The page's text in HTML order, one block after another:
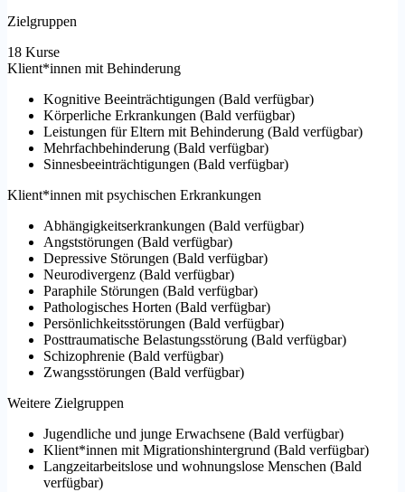
Zielgruppen
18 Kurse
Klient*innen mit Behinderung
Kognitive Beeinträchtigungen (Bald verfügbar)
Körperliche Erkrankungen (Bald verfügbar)
Leistungen für Eltern mit Behinderung (Bald verfügbar)
Mehrfachbehinderung (Bald verfügbar)
Sinnesbeeinträchtigungen (Bald verfügbar)
Klient*innen mit psychischen Erkrankungen
Abhängigkeitserkrankungen (Bald verfügbar)
Angststörungen (Bald verfügbar)
Depressive Störungen (Bald verfügbar)
Neurodivergenz (Bald verfügbar)
Paraphile Störungen (Bald verfügbar)
Pathologisches Horten (Bald verfügbar)
Persönlichkeitsstörungen (Bald verfügbar)
Posttraumatische Belastungsstörung (Bald verfügbar)
Schizophrenie (Bald verfügbar)
Zwangsstörungen (Bald verfügbar)
Weitere Zielgruppen
Jugendliche und junge Erwachsene (Bald verfügbar)
Klient*innen mit Migrationshintergrund (Bald verfügbar)
Langzeitarbeitslose und wohnungslose Menschen (Bald
verfügbar)